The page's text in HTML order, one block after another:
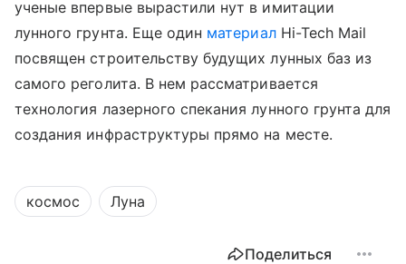
ученые впервые вырастили нут в имитации
лунного грунта. Еще один материалHi-Tech Mail
посвящен строительству будущих лунных баз из
самого реголита. В нем рассматривается
технология лазерного спекания лунного грунта для
создания инфраструктуры прямо на месте.
космос Луна
Поделиться